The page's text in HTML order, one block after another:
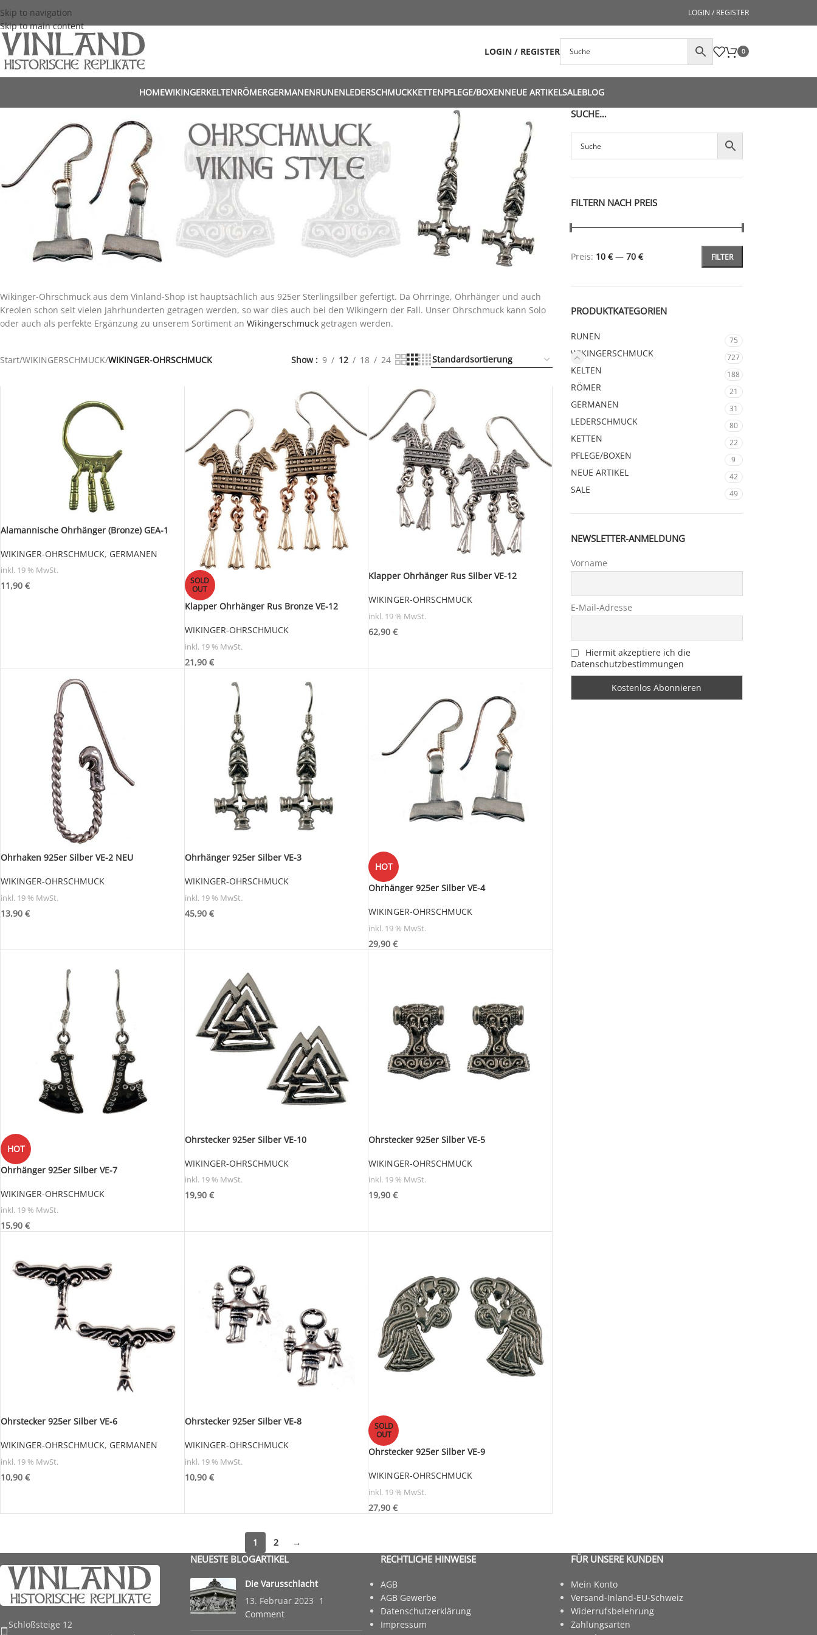
Skip to navigation
Skip to main content
LOGIN / REGISTER
LOGIN / REGISTER 0
HOMEWIKINGERKELTENRÖMERGERMANENRUNENLEDERSCHMUCKKETTENPFLEGE/BOXENNEUE ARTIKELSALEBLOG
Wikinger-Ohrschmuck aus dem Vinland-Shop ist hauptsächlich aus 925er Sterlingsilber gefertigt. Da Ohrringe, Ohrhänger und auch
Kreolen schon seit vielen Jahrhunderten getragen werden, so war dies auch bei den Wikingern der Fall. Unser Ohrschmuck kann Solo
oder auch als perfekte Ergänzung zu unserem Sortiment an Wikingerschmuck getragen werden.
Start/WIKINGERSCHMUCK/WIKINGER-OHRSCHMUCK Show 9 12 18 24
Alamannische Ohrhänger (Bronze) GEA-1
WIKINGER-OHRSCHMUCK, GERMANEN
inkl. 19 % MwSt.
11,90 €
SOLD
OUT
Klapper Ohrhänger Rus Bronze VE-12
WIKINGER-OHRSCHMUCK
inkl. 19 % MwSt.
21,90 €
Klapper Ohrhänger Rus Silber VE-12
WIKINGER-OHRSCHMUCK
inkl. 19 % MwSt.
62,90€
Ohrhaken 925er Silber VE-2 NEU
WIKINGER-OHRSCHMUCK
inkl. 19 % MwSt.
13,90 €
Ohrhänger 925er Silber VE-3
WIKINGER-OHRSCHMUCK
inkl. 19 % MwSt.
45,90 €
HOT
Ohrhänger 925er Silber VE-4
WIKINGER-OHRSCHMUCK
inkl. 19 % MwSt.
29,90€
HOT
Ohrhänger 925er Silber VE-7
WIKINGER-OHRSCHMUCK
inkl. 19 % MwSt.
15,90 €
Ohrstecker 925er Silber VE-10
WIKINGER-OHRSCHMUCK
inkl. 19 % MwSt.
19,90 €
Ohrstecker 925er Silber VE-5
WIKINGER-OHRSCHMUCK
inkl. 19 % MwSt.
19,90€
Ohrstecker 925er Silber VE-6
WIKINGER-OHRSCHMUCK, GERMANEN
inkl. 19 % MwSt.
10,90 €
Ohrstecker 925er Silber VE-8
WIKINGER-OHRSCHMUCK
inkl. 19 % MwSt.
10,90 €
SOLD
OUT
Ohrstecker 925er Silber VE-9
WIKINGER-OHRSCHMUCK
inkl. 19 % MwSt.
27,90€
1 2 →
SUCHE…
FILTERN NACH PREIS
FILTER
Preis: 10 €— 70 €
PRODUKTKATEGORIEN
RUNEN 75
WIKINGERSCHMUCK 727
KELTEN 188
RÖMER 21
GERMANEN 31
LEDERSCHMUCK 80
KETTEN 22
PFLEGE/BOXEN 9
NEUE ARTIKEL 42
SALE 49
NEWSLETTER-ANMELDUNG
Vorname
E-Mail-Adresse
Hiermit akzeptiere ich die
Datenschutzbestimmungen
Schloßsteige 12
NEUESTE BLOGARTIKEL
Die Varusschlacht
13. Februar 2023 1
Comment
RECHTLICHE HINWEISE
AGB
AGB Gewerbe
Datenschutzerklärung
Impressum
FÜR UNSERE KUNDEN
Mein Konto
Versand-Inland-EU-Schweiz
Widerrufsbelehrung
Zahlungsarten